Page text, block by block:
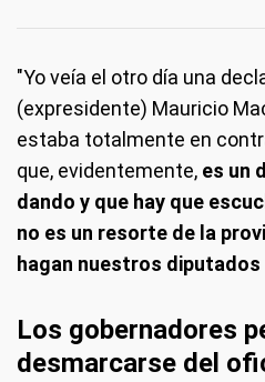
"Yo veía el otro día una
(expresidente) Mauricio
estaba totalmente en
que, evidentemente, es un
dando y que hay que
no es un resorte de la
hagan nuestros diputados
Los gobernadores
desmarcarse del